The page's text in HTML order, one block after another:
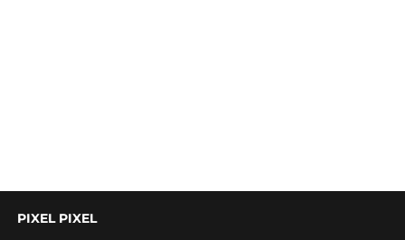
PIXEL PIXEL